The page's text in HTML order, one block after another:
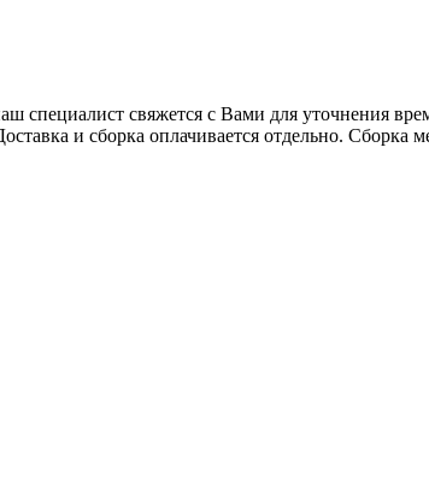
специалист свяжется с Вами для уточнения
и сборка оплачивается отдельно. Сборка